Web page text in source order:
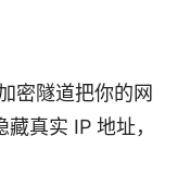
密隧道把你的网
真实 IP 地址，